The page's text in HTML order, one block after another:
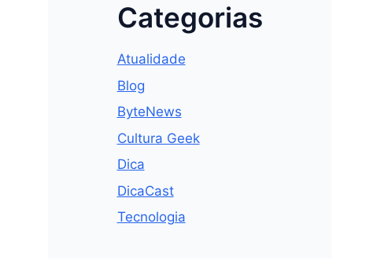
Categorias
Atualidade
Blog
ByteNews
Cultura Geek
Dica
DicaCast
Tecnologia